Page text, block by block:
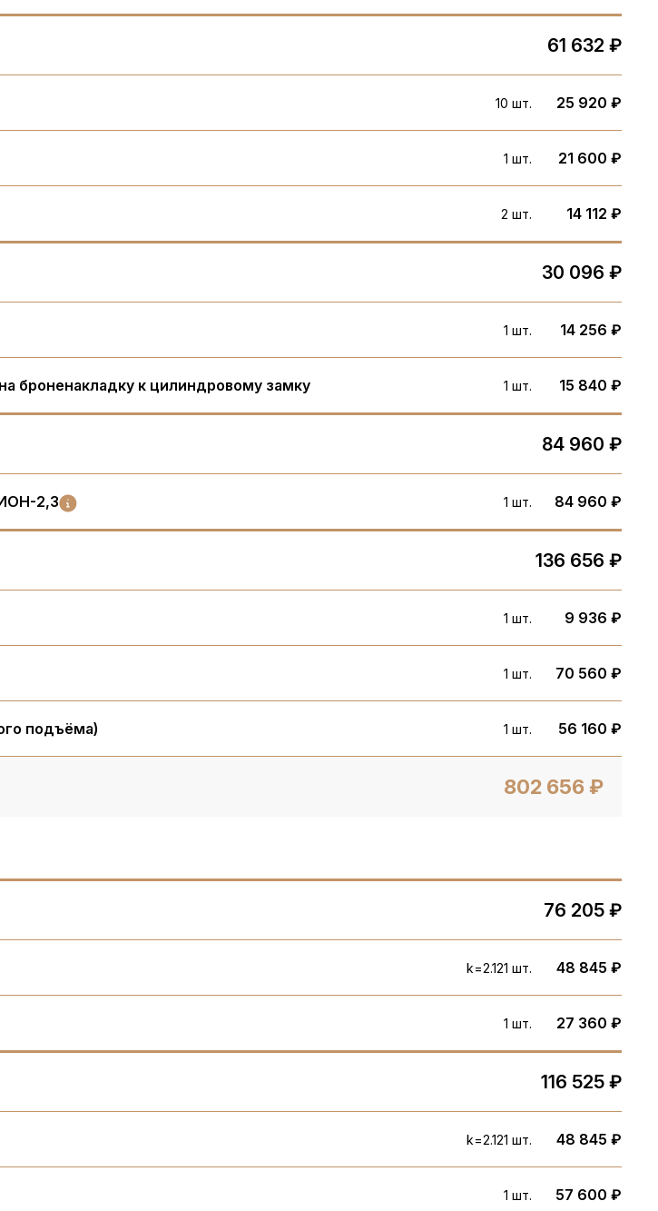
61 632 ₽
10 шт. 25 920 ₽
1 шт. 21 600 ₽
2 шт. 14 112 ₽
30 096 ₽
1 шт. 14 256 ₽
броненакладку к цилиндровому замку 1 шт. 15 840 ₽
84 960 ₽
2,3 1 шт. 84 960 ₽
136 656 ₽
1 шт. 9 936 ₽
1 шт. 70 560 ₽
подъёма) 1 шт. 56 160 ₽
802 656 ₽
76 205 ₽
k=2.121 шт. 48 845 ₽
1 шт. 27 360 ₽
116 525 ₽
k=2.121 шт. 48 845 ₽
1 шт. 57 600 ₽